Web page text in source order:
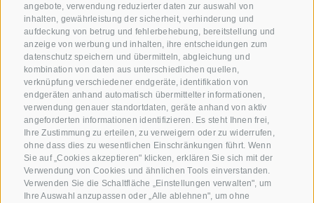
angebote, verwendung reduzierter daten zur auswahl von
inhalten, gewährleistung der sicherheit, verhinderung und
aufdeckung von betrug und fehlerbehebung, bereitstellung und
anzeige von werbung und inhalten, ihre entscheidungen zum
datenschutz speichern und übermitteln, abgleichung und
kombination von daten aus unterschiedlichen quellen,
verknüpfung verschiedener endgeräte, identifikation von
endgeräten anhand automatisch übermittelter informationen,
verwendung genauer standortdaten, geräte anhand von aktiv
angeforderten informationen identifizieren. Es steht Ihnen frei,
Ihre Zustimmung zu erteilen, zu verweigern oder zu widerrufen,
ohne dass dies zu wesentlichen Einschränkungen führt. Wenn
Sie auf „Cookies akzeptieren" klicken, erklären Sie sich mit der
Verwendung von Cookies und ähnlichen Tools einverstanden.
Verwenden Sie die Schaltfläche „Einstellungen verwalten", um
Ihre Auswahl anzupassen oder „Alle ablehnen", um ohne